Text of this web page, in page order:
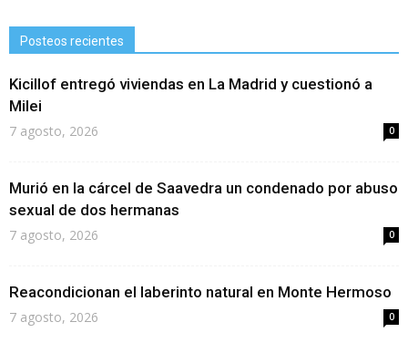
Posteos recientes
Kicillof entregó viviendas en La Madrid y cuestionó a
Milei
7 agosto, 2026 0
Murió en la cárcel de Saavedra un condenado por abuso
sexual de dos hermanas
7 agosto, 2026 0
Reacondicionan el laberinto natural en Monte Hermoso
7 agosto, 2026 0